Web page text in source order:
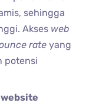
sehingga
Akses web
rateyang
potensi